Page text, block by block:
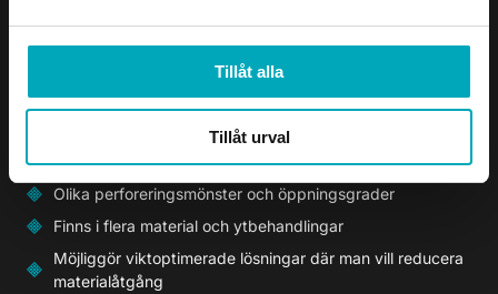
Tillåt alla
Tillåt urval
mönster styr både ljus, ljud och transparens. Den ger
arkitekter och byggare möjlighet att skapa
igenkännbara miljöer och identitet i projekten, utan
att kompromissa med hållbarhet, skydd eller tekniska
Olika perforeringsmönster och öppningsgrader
Finns i flera material och ytbehandlingar
Möjliggör viktoptimerade lösningar där man vill reducera
materialåtgång